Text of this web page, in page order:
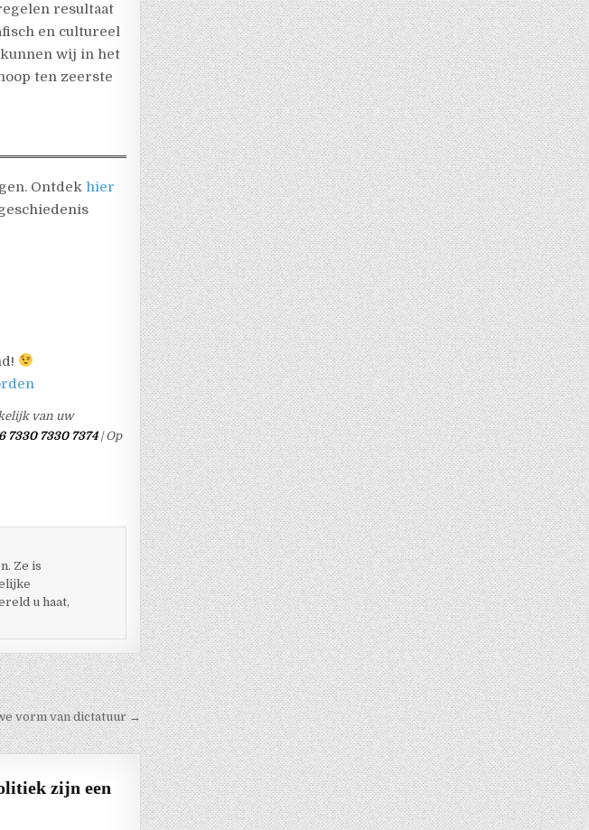
resultaat
en cultureel
wij in het
ten zeerste
Ontdek hier
van uw
7330 7330 7374| Op
Ze is
u haat,
vorm van dictatuur →
zijn een